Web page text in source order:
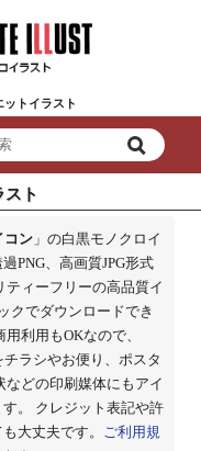
トイラスト
スト
コン」の白黒モノクロイ
PNG、高画質JPG形式
ィーフリーの高品質イ
クでダウンロードでき
利用もOKなので、
チラシやお便り、ポスタ
どの印刷媒体にもアイ
。 クレジット表記や許
大丈夫です。 ご利用規